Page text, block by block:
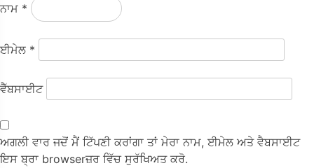
ਨਾਮ *
ਈਮੇਲ *
ਵੈੱਬਸਾਈਟ
ਅਗਲੀ ਵਾਰ ਜਦੋਂ ਮੈਂ ਟਿੱਪਣੀ ਕਰਾਂਗਾ ਤਾਂ ਮੇਰਾ ਨਾਮ, ਈਮੇਲ ਅਤੇ ਵੈਬਸਾਈਟ
ਇਸ ਬ੍ਰਾ browserਜ਼ਰ ਵਿੱਚ ਸੁਰੱਖਿਅਤ ਕਰੋ.